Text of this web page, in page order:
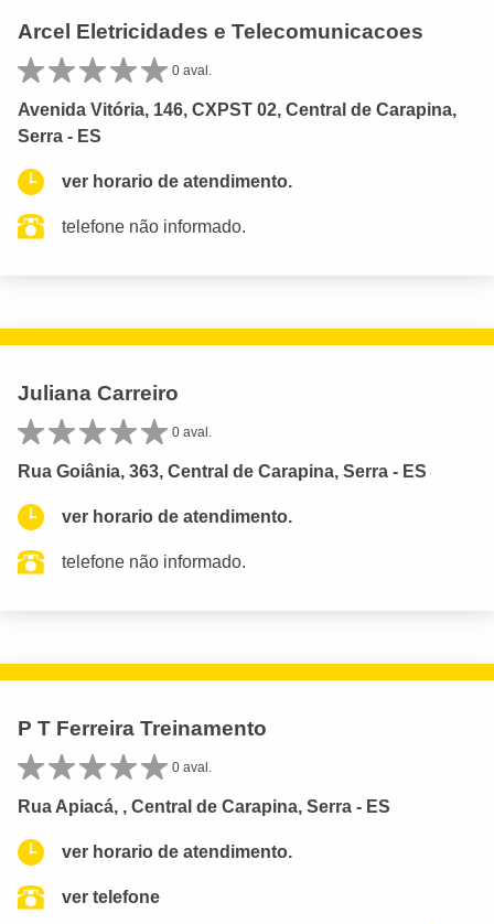
Arcel Eletricidades e Telecomunicacoes
0 aval.
Avenida Vitória, 146, CXPST 02, Central de Carapina,
Serra - ES
ver horario de atendimento.
telefone não informado.
Juliana Carreiro
0 aval.
Rua Goiânia, 363, Central de Carapina, Serra - ES
ver horario de atendimento.
telefone não informado.
P T Ferreira Treinamento
0 aval.
Rua Apiacá, , Central de Carapina, Serra - ES
ver horario de atendimento.
ver telefone